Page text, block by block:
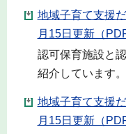
地域子育て支援
月15日更新（
認可保育施設と
紹介しています。
地域子育て支援
月15日更新（